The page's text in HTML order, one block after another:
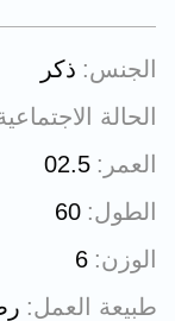
الجنس ذكر
الحالة
العمر
02.5
الطول 60
الوزن 6
طبيعة العمل